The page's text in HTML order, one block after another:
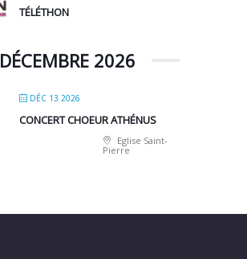
TÉLÉTHON
DÉCEMBRE 2026
DÉC 13 2026
CONCERT CHOEUR ATHÉNUS
Eglise Saint-
Pierre